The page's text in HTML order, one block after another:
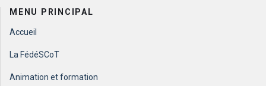
MENU PRINCIPAL
Accueil
La FédéSCoT
Animation et formation